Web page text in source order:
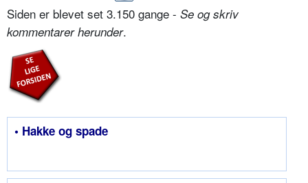
Siden er blevet set 3.150 gange - Se og skriv
kommentarer herunder.
• Hakke og spade